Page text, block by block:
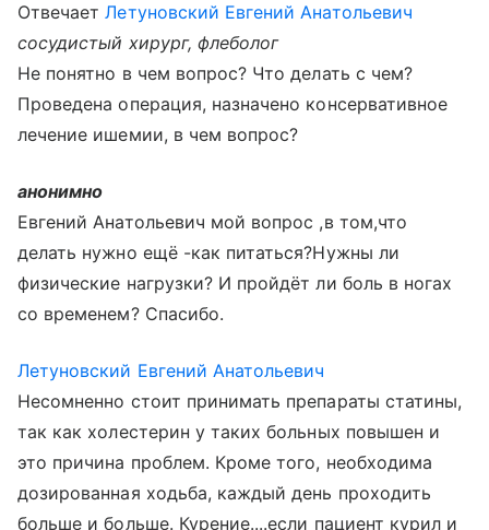
ОтвечаетЛетуновский Евгений Анатольевич
сосудистый хирург, флеболог
Не понятно в чем вопрос? Что делать с чем?
Проведена операция, назначено консервативное
лечение ишемии, в чем вопрос?
анонимно
Евгений Анатольевич мой вопрос ,в том,что
делать нужно ещё -как питаться?Нужны ли
физические нагрузки? И пройдёт ли боль в ногах
со временем? Спасибо.
Летуновский Евгений Анатольевич
Несомненно стоит принимать препараты статины,
так как холестерин у таких больных повышен и
это причина проблем. Кроме того, необходима
дозированная ходьба, каждый день проходить
больше и больше. Курение....если пациент курил и